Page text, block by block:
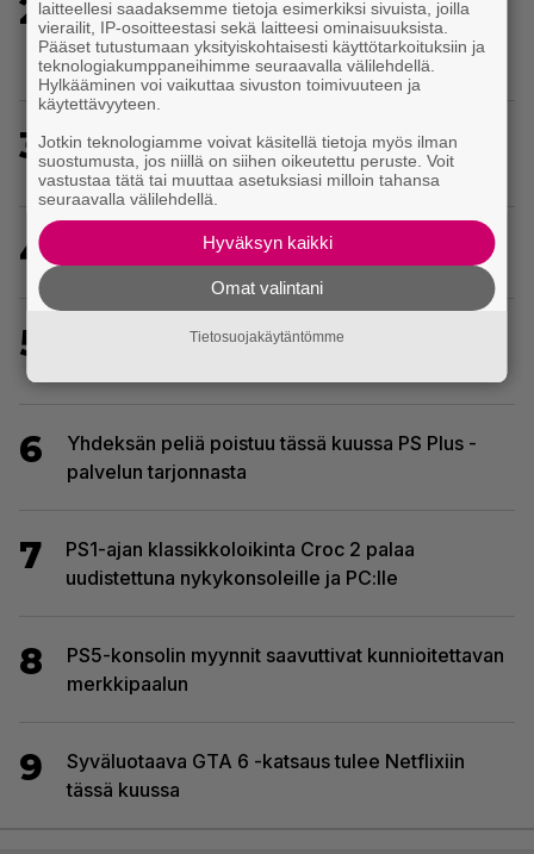
2
Baldur’s Gate 3 -kehittäjä julkaisi pelin
vuosipäivän kunniaksi tilastotietoja pelaajien
erikoisista valinnoista
3
Crimson Desert sai suurpäivityksen – uudistaa
kaupankäyntiä pelimaailmassa
4 Tässä ovat seuraavat Xbox Game Pass -pelit
5
EA myytiin Saudi-Arabiaan – yhtiöltä odotetaan
6
Yhdeksän peliä poistuu tässä kuussa PS Plus -
palvelun tarjonnasta
7
PS1-ajan klassikkoloikinta Croc 2 palaa
uudistettuna nykykonsoleille ja PC:lle
8
PS5-konsolin myynnit saavuttivat kunnioitettavan
merkkipaalun
9
Syväluotaava GTA 6 -katsaus tulee Netflixiin
tässä kuussa
laitteellesi saadaksemme tietoja esimerkiksi sivuista, joilla
vierailit, IP-osoitteestasi sekä laitteesi ominaisuuksista.
Pääset tutustumaan yksityiskohtaisesti käyttötarkoituksiin ja
teknologiakumppaneihimme seuraavalla välilehdellä.
Hylkääminen voi vaikuttaa sivuston toimivuuteen ja
käytettävyyteen.
Jotkin teknologiamme voivat käsitellä tietoja myös ilman
suostumusta, jos niillä on siihen oikeutettu peruste. Voit
vastustaa tätä tai muuttaa asetuksiasi milloin tahansa
seuraavalla välilehdellä.
Hyväksyn kaikki
Omat valintani
Tietosuojakäytäntömme